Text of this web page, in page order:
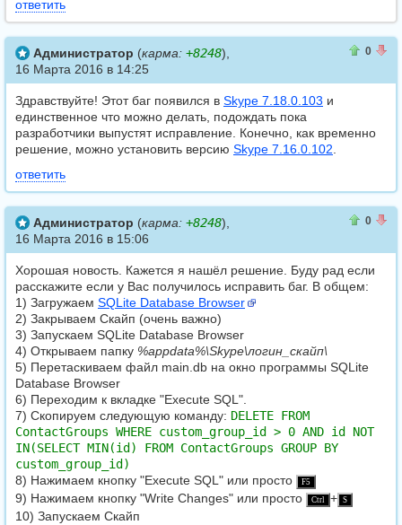
ответить
0
Администратор (карма: +8248),
16 Марта 2016 в 14:25
Здравствуйте! Этот баг появился в Skype 7.18.0.103 и
единственное что можно делать, подождать пока
разработчики выпустят исправление. Конечно, как временно
решение, можно установить версию Skype 7.16.0.102.
ответить
0
Администратор (карма: +8248),
16 Марта 2016 в 15:06
Хорошая новость. Кажется я нашёл решение. Буду рад если
расскажите если у Вас получилось исправить баг. В общем:
1) Загружаем SQLite Database Browser
2) Закрываем Скайп (очень важно)
3) Запускаем SQLite Database Browser
4) Открываем папку %appdata%\Skype\логин_скайп\
5) Перетаскиваем файл main.db на окно программы SQLite
Database Browser
6) Переходим к вкладке "Execute SQL".
7) Скопируем следующую команду: DELETE FROM
ContactGroups WHERE custom_group_id > 0 AND id NOT
IN(SELECT MIN(id) FROM ContactGroups GROUP BY
custom_group_id)
8) Нажимаем кнопку "Execute SQL" или просто
F5
9) Нажимаем кнопку "Write Changes" или просто Ctrl + S
10) Запускаем Скайп